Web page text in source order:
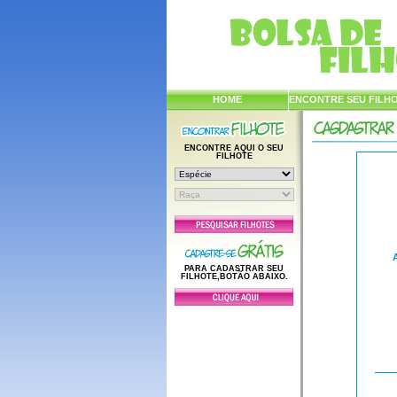
HOME ENCONTRE SEU
ENCONTRE AQUI O SEU
FILHOTE
PARA CADASTRAR SEU
FILHOTE,BOTÃO ABAIXO.